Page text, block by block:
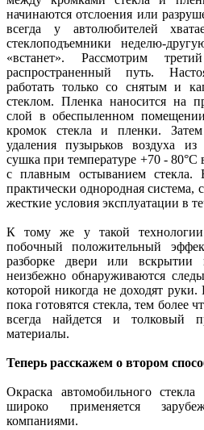
начинаются отслоения или
всегда у автолюбителей
стеклоподъемники неделю-
«встанет». Рассмотрим
распространенный путь.
работать только со снятым и
стеклом. Пленка наносится на
слой в обеспыленном
кромок стекла и пленки.
удаления пузырьков воздуха из
сушка при температуре +70 - 80°С
с плавным остыванием стекла.
практически однородная система,
жесткие условия эксплуатации в
К тому же у такой
побочный положительный
разборке двери или вскрытии
неизбежно обнаруживаются
которой никогда не доходят
пока готовятся стекла, тем более
всегда найдется и толковый
материалы.
Теперь расскажем о втором
Окраска автомобильного
широко применяется
компаниями.